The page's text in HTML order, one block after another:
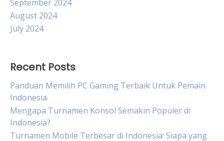
September 2024
August 2024
July 2024
Recent Posts
Panduan Memilih PC Gaming Terbaik Untuk Pemain
Indonesia
Mengapa Turnamen Konsol Semakin Populer di
Indonesia?
Turnamen Mobile Terbesar di Indonesia: Siapa yang